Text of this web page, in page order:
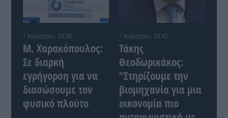
7 Αυγούστου - 09:44
Μ. Χαρακόπουλος:
Σε διαρκή
εγρήγορση για να
διασώσουμε τον
φυσικό πλούτο
7 Αυγούστου - 09:42
Τάκης
Θεοδωρικάκος:
“Στηρίζουμε την
βιομηχανία για μια
οικονομία πιο